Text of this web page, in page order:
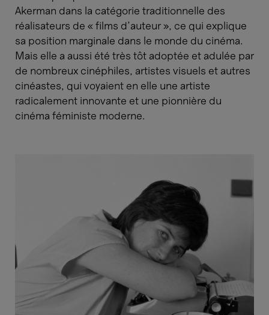
Akerman dans la catégorie traditionnelle des
réalisateurs de « films d’auteur », ce qui explique
sa position marginale dans le monde du cinéma.
Mais elle a aussi été très tôt adoptée et adulée par
de nombreux cinéphiles, artistes visuels et autres
cinéastes, qui voyaient en elle une artiste
radicalement innovante et une pionnière du
cinéma féministe moderne.